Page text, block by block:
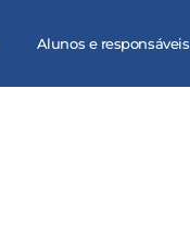
Alunos e responsáveis